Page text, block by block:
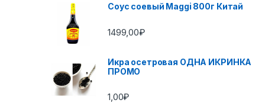
Соус соевый Maggi 800г Китай
1499,00₽
Икра осетровая ОДНА ИКРИНКА
ПРОМО
1,00₽